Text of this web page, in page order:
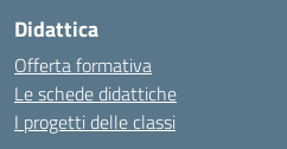
Didattica
Offerta formativa
Le schede didattiche
I progetti delle classi